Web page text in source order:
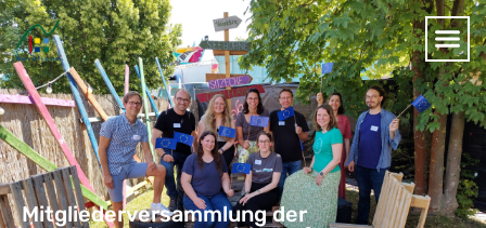
Mitgliederversammlung der